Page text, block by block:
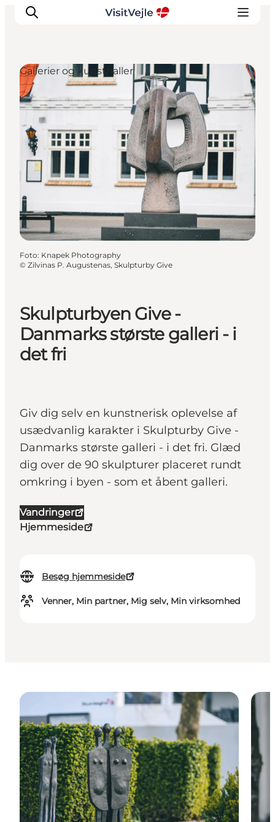
Oplevelser
Det sker
Planlæg dit besøg
Inspiration
Skulpturbyen Give -
Danmarks største galleri - i
det fri
Giv dig selv en kunstnerisk oplevelse af
usædvanlig karakter i Skulpturby Give -
Danmarks største galleri - i det fri. Glæd
dig over de 90 skulpturer placeret rundt
omkring i byen - som et åbent galleri.
Vandringer
Hjemmeside
Besøg hjemmeside
Venner, Min partner, Mig selv, Min virksomhed
Gallerier og kunsthaller
Foto: Knapek Photography
© Zilvinas P. Augustenas, Skulpturby Give